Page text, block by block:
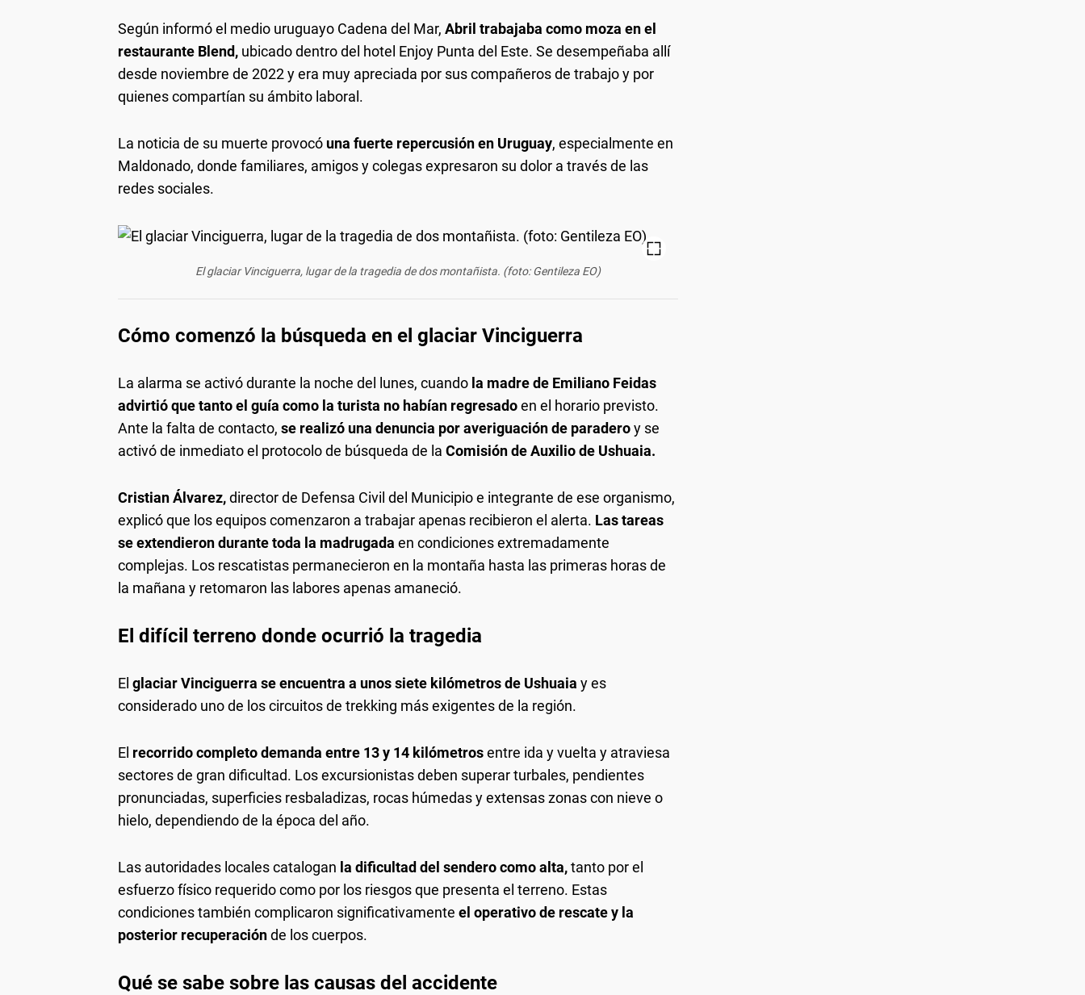
Según informó el medio uruguayo Cadena del Mar, Abril trabajaba como moza en el
restaurante Blend, ubicado dentro del hotel Enjoy Punta del Este. Se desempeñaba allí
desde noviembre de 2022 y era muy apreciada por sus compañeros de trabajo y por
quienes compartían su ámbito laboral.
La noticia de su muerte provocó una fuerte repercusión en Uruguay, especialmente en
Maldonado, donde familiares, amigos y colegas expresaron su dolor a través de las
redes sociales.
El glaciar Vinciguerra, lugar de la tragedia de dos montañista. (foto: Gentileza EO)
Cómo comenzó la búsqueda en el glaciar Vinciguerra
La alarma se activó durante la noche del lunes, cuando la madre de Emiliano Feidas
advirtió que tanto el guía como la turista no habían regresadoen el horario previsto.
Ante la falta de contacto, se realizó una denuncia por averiguación de paraderoy se
activó de inmediato el protocolo de búsqueda de la Comisión de Auxilio de Ushuaia.
Cristian Álvarez,director de Defensa Civil del Municipio e integrante de ese organismo,
explicó que los equipos comenzaron a trabajar apenas recibieron el alerta. Las tareas
se extendieron durante toda la madrugada en condiciones extremadamente
complejas. Los rescatistas permanecieron en la montaña hasta las primeras horas de
la mañana y retomaron las labores apenas amaneció.
El difícil terreno donde ocurrió la tragedia
El glaciar Vinciguerra se encuentra a unos siete kilómetros de Ushuaia y es
considerado uno de los circuitos de trekking más exigentes de la región.
El recorrido completo demanda entre 13 y 14 kilómetrosentre ida y vuelta y atraviesa
sectores de gran dificultad. Los excursionistas deben superar turbales, pendientes
pronunciadas, superficies resbaladizas, rocas húmedas y extensas zonas con nieve o
hielo, dependiendo de la época del año.
Las autoridades locales catalogan la dificultad del sendero como alta,tanto por el
esfuerzo físico requerido como por los riesgos que presenta el terreno. Estas
condiciones también complicaron significativamente el operativo de rescate y la
posterior recuperaciónde los cuerpos.
Qué se sabe sobre las causas del accidente